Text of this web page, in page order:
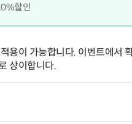
할인
용이 가능합니다. 이벤트에서
상이합니다.